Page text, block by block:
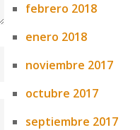
febrero 2018
enero 2018
noviembre 2017
octubre 2017
septiembre 2017